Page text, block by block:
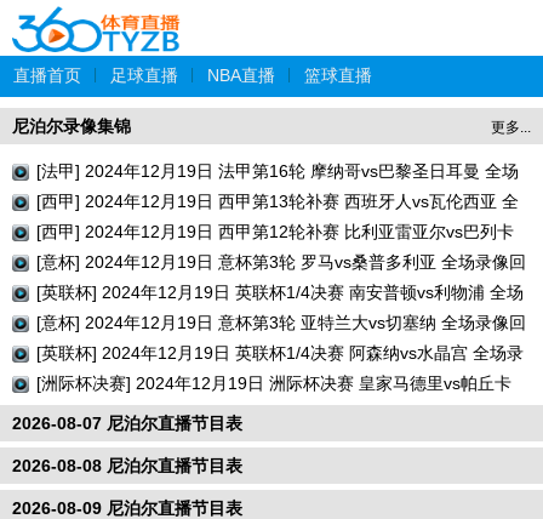
直播首页 足球直播 NBA直播 篮球直播
更多...
尼泊尔录像集锦
[法甲] 2024年12月19日 法甲第16轮 摩纳哥vs巴黎圣日耳曼 全场
录像回放
[西甲] 2024年12月19日 西甲第13轮补赛 西班牙人vs瓦伦西亚 全
场录像回放
[西甲] 2024年12月19日 西甲第12轮补赛 比利亚雷亚尔vs巴列卡
诺 全场录像回放
[意杯] 2024年12月19日 意杯第3轮 罗马vs桑普多利亚 全场录像回
放
[英联杯] 2024年12月19日 英联杯1/4决赛 南安普顿vs利物浦 全场
录像回放
[意杯] 2024年12月19日 意杯第3轮 亚特兰大vs切塞纳 全场录像回
放
[英联杯] 2024年12月19日 英联杯1/4决赛 阿森纳vs水晶宫 全场录
像回放
[洲际杯决赛] 2024年12月19日 洲际杯决赛 皇家马德里vs帕丘卡
全场录像回放
2026-08-07 尼泊尔直播节目表
2026-08-08 尼泊尔直播节目表
2026-08-09 尼泊尔直播节目表